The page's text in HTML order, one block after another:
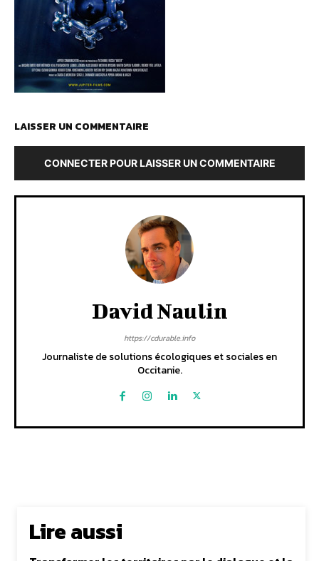
LAISSER UN COMMENTAIRE
CONNECTER POUR LAISSER UN COMMENTAIRE
David Naulin
https://cdurable.info
Journaliste de solutions écologiques et sociales en
Occitanie.
Lire aussi